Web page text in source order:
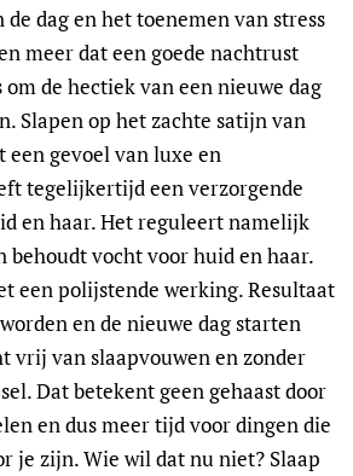
dag en het toenemen van stress
meer dat een goede nachtrust
de hectiek van een nieuwe dag
Slapen op het zachte satijn van
een gevoel van luxe en
tegelijkertijd een verzorgende
en haar. Het reguleert namelijk
behoudt vocht voor huid en haar.
een polijstende werking. Resultaat
en de nieuwe dag starten
vrij van slaapvouwen en zonder
Dat betekent geen gehaast door
en dus meer tijd voor dingen die
je zijn. Wie wil dat nu niet? Slaap